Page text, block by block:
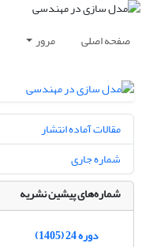
صفحه اصلی مرور
مقالات آماده انتشار
شماره جاری
شماره‌های پیشین نشریه
دوره 24 (1405)